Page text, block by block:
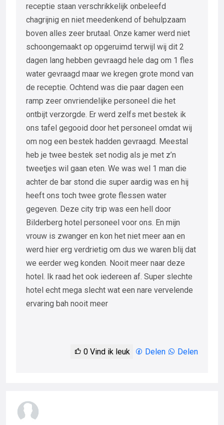
receptie staan verschrikkelijk onbeleefd
chagrijnig en niet meedenkend of behulpzaam
boven alles zeer brutaal. Onze kamer werd niet
schoongemaakt op opgeruimd terwijl wij dit 2
dagen lang hebben gevraagd hele dag om 1 fles
water gevraagd maar we kregen grote mond van
de receptie. Ochtend was die paar dagen een
ramp zeer onvriendelijke personeel die het
ontbijt verzorgde. Er werd zelfs met bestek ik
ons tafel gegooid door het personeel omdat wij
om nog een bestek hadden gevraagd. Meestal
heb je twee bestek set nodig als je met z’n
tweetjes wil gaan eten. We was wel 1 man die
achter de bar stond die super aardig was en hij
heeft ons toch twee grote flessen water
gegeven. Deze city trip was een hell door
Bilderberg hotel personeel voor ons. En mijn
vrouw is zwanger en kon het niet meer aan en
werd hier erg verdrietig om dus we waren blij dat
we eerder weg konden. Nooit meer naar deze
hotel. Ik raad het ook iedereen af. Super slechte
hotel echt mega slecht wat een nare vervelende
ervaring bah nooit meer
0 Vind ik leuk Delen Delen